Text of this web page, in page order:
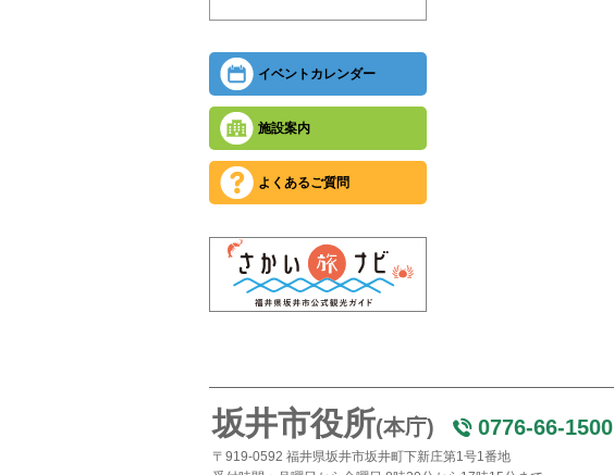
イベントカレンダー
施設案内
よくあるご質問
坂井市役所(本庁) 0776-66-1500
〒919-0592 福井県坂井市坂井町下新庄第1号1番地